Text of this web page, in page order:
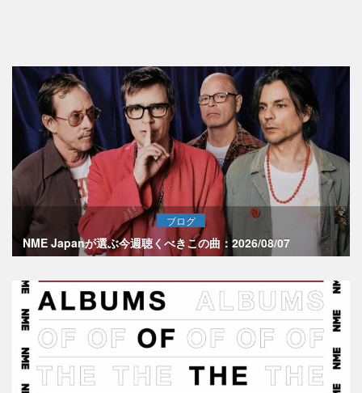
ブログ
NME Japanが選ぶ今週聴くべきこの曲：2026/08/07